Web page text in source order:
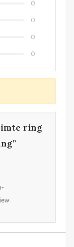
0
0
0
0
ring